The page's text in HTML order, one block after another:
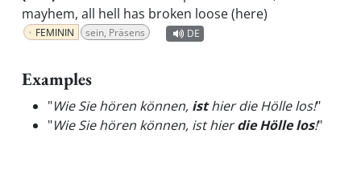
mayhem, all hell has broken loose (here)
FEMININ sein, Präsens DE
Examples
"Wie Sie hören können, isthier die Hölle los!"
"Wie Sie hören können, ist hierdie Hölle los!"